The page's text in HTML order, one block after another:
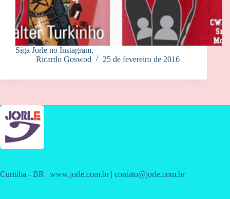
Siga Jorle no Instagram.
Ricardo Goswod
25 de fevereiro de 2016
Curitiba - BR | www.jorle.com.br | contato@jorle.com.br